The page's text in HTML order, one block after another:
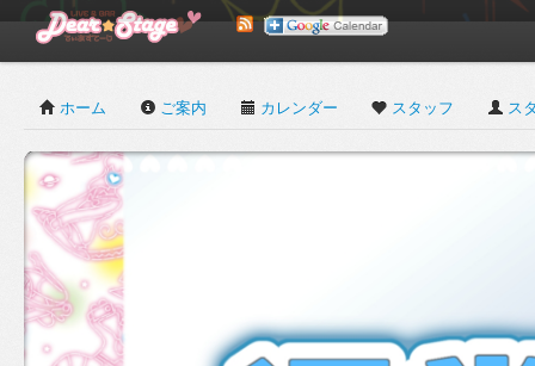
ホーム ご案内 カレンダー スタッフ ス